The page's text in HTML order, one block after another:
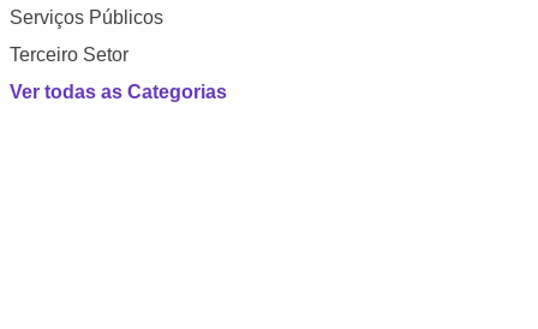
Serviços Públicos
Terceiro Setor
Ver todas as Categorias